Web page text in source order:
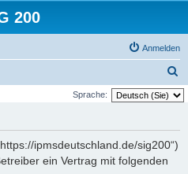
200
Anmelden
u
Sprache:
ipmsdeutschland.de/sig200“)
ein Vertrag mit folgenden